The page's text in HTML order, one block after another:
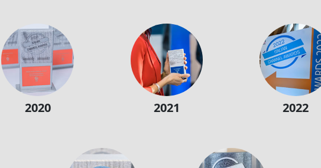
2020 2021 2022